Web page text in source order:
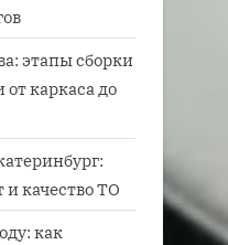
этапы сборки
каркаса до
качество ТО
как